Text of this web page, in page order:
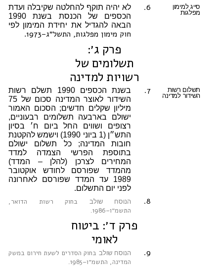
6.
סייג למימון
מפלגות
לא יהיה תוקף להחלטה שקיבלה ועדת
הכספים של הכנסת בשנת 1990
הבאה להגדיל את יחידת המימון לפי
חוק מימון מפלגות, התשל״ג–1973 .
פרק ג׳:
תשלומים של
רשויות למדינה
7.
תשלום רשות
השידור למדינה
בשנת הכספים 1990 תשלם רשות
השידור לאוצר המדינה סכום של 75
מיליון שקלים חדשים; הסכום האמור
ישולם בארבעה תשלומים רבעוניים,
רצופים ושווים החל ביום ח׳ בסיון
התש״ן (1 ביוני 1990) וישמש להקטנת
חובות המדינה; כל תשלום ישולם
בתוספת הפרשי הצמדה למדד
המחירים לצרכן (להלן – המדד)
מהמדד שפורסם לחודש אוקטובר
1989 עד המדד שפורסם לאחרונה
לפני יום התשלום.
8. הנוסח שולב בחוק רשות הדואר,
התשמ״ו–1986
פרק ד׳: ביטוח
לאומי
9. הנוסח שולב בחוק הסדרים לשעת חירום במשק
המדינה, התשמ״ו–1985